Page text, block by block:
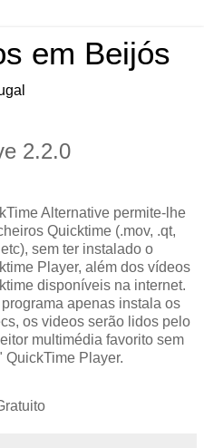
em Beijós
2.2.0
Alternative permite-lhe
Quicktime (.mov, .qt,
sem ter instalado o
Player, além dos vídeos
disponíveis na internet.
programa apenas instala os
os videos serão lidos pelo
multimédia favorito sem
Player.